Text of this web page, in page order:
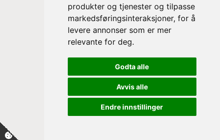
produkter og tjenester og tilpasse
markedsføringsinteraksjoner, for å
levere annonser som er mer
relevante for deg.
Godta alle
Avvis alle
Endre innstillinger
Prinsesse Astrid, fru Ferner
Trondheim Symfoniorkester & Opera
sin høye beskytter